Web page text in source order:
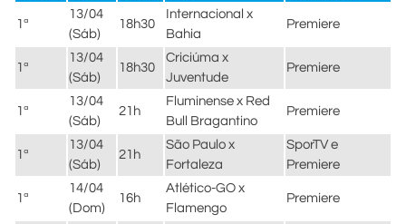
1ª
13/04
(Sáb)
18h30
Internacional x
Bahia
Premiere
1ª
13/04
(Sáb)
18h30
Criciúma x
Juventude
Premiere
1ª
13/04
(Sáb)
21h
Fluminense x Red
Bull Bragantino
Premiere
1ª
13/04
(Sáb)
21h
São Paulo x
Fortaleza
SporTV e
Premiere
1ª
14/04
(Dom)
16h
Atlético-GO x
Flamengo
Premiere